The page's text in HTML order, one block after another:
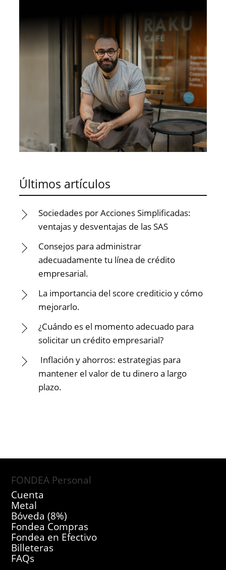
Últimos artículos
Sociedades por Acciones Simplificadas:
ventajas y desventajas de las SAS
Consejos para administrar
adecuadamente tu línea de crédito
empresarial.
La importancia del score crediticio y cómo
mejorarlo.
¿Cuándo es el momento adecuado para
solicitar un crédito empresarial?
Inflación y ahorros: estrategias para
mantener el valor de tu dinero a largo
plazo.
FONDEA Personal
Cuenta
Metal
Bóveda (8%)
Fondea Compras
Fondea en Efectivo
Billeteras
FAQs